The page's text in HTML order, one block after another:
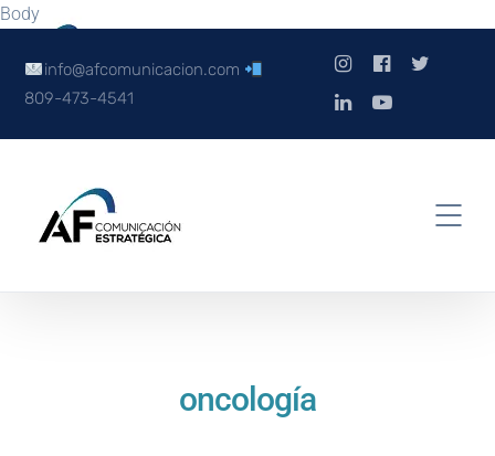
Body
info@afcomunicacion.com
809-473-4541
oncología